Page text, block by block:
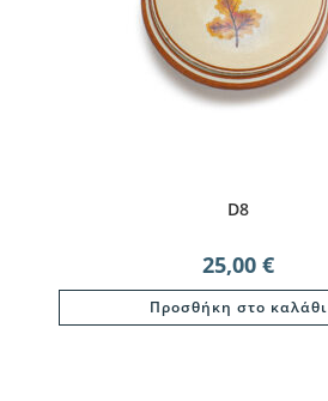
D8
25,00 €
Προσθήκη στο καλάθι